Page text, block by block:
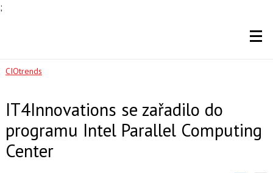
;
CIOtrends
IT4Innovations se zařadilo do
programu Intel Parallel Computing
Center